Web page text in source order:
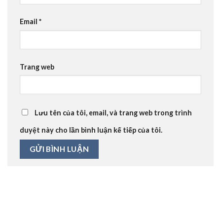
Email *
Trang web
Lưu tên của tôi, email, và trang web trong trình
duyệt này cho lần bình luận kế tiếp của tôi.